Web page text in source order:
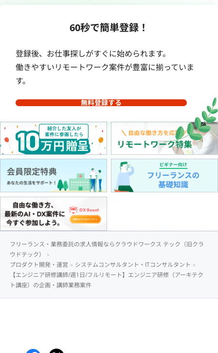
60秒で簡単登録！
登録後、お仕事探しがすぐに始められます。
働きやすいリモートワーク案件が豊富に揃っていま
す。
無料登録する
フリーランス・業務委託の求人情報ならクラウドワークス テック（旧クラ
ウドテック）
プロダクト開発・運営
システムコンサルタント・ITコンサルタント
【エンジニア研修講師/週1日/フルリモート】エンジニア研修（アーキテク
ト講座）の企画・講師業務案件